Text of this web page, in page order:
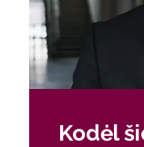
Kodėl